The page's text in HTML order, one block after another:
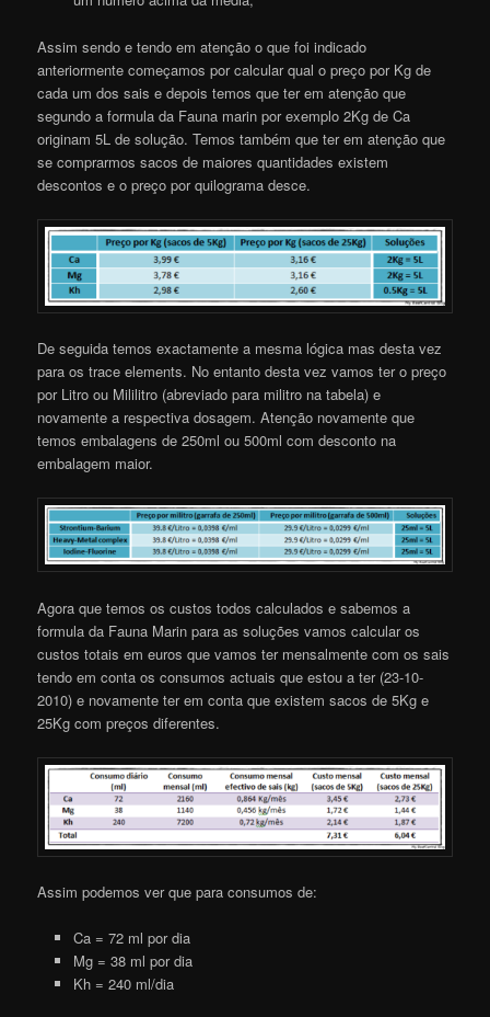
Assim sendo e tendo em atenção o que foi indicado
anteriormente começamos por calcular qual o preço por Kg de
cada um dos sais e depois temos que ter em atenção que
segundo a formula da Fauna marin por exemplo 2Kg de Ca
originam 5L de solução. Temos também que ter em atenção que
se comprarmos sacos de maiores quantidades existem
descontos e o preço por quilograma desce.
De seguida temos exactamente a mesma lógica mas desta vez
para os trace elements. No entanto desta vez vamos ter o preço
por Litro ou Mililitro (abreviado para militro na tabela) e
novamente a respectiva dosagem. Atenção novamente que
temos embalagens de 250ml ou 500ml com desconto na
embalagem maior.
Agora que temos os custos todos calculados e sabemos a
formula da Fauna Marin para as soluções vamos calcular os
custos totais em euros que vamos ter mensalmente com os sais
tendo em conta os consumos actuais que estou a ter (23-10-
2010) e novamente ter em conta que existem sacos de 5Kg e
25Kg com preços diferentes.
Assim podemos ver que para consumos de:
Ca = 72 ml por dia
Mg = 38 ml por dia
Kh = 240 ml/dia